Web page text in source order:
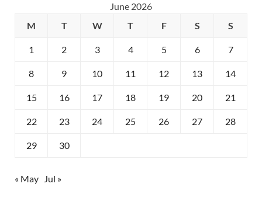
June 2026
M
T W T F S S
1 2 3 4 5 6 7
8 9 10 11 12 13 14
15 16 17 18 19 20 21
22 23 24 25 26 27 28
29 30
« May Jul »